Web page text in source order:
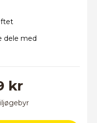
dele med
kr